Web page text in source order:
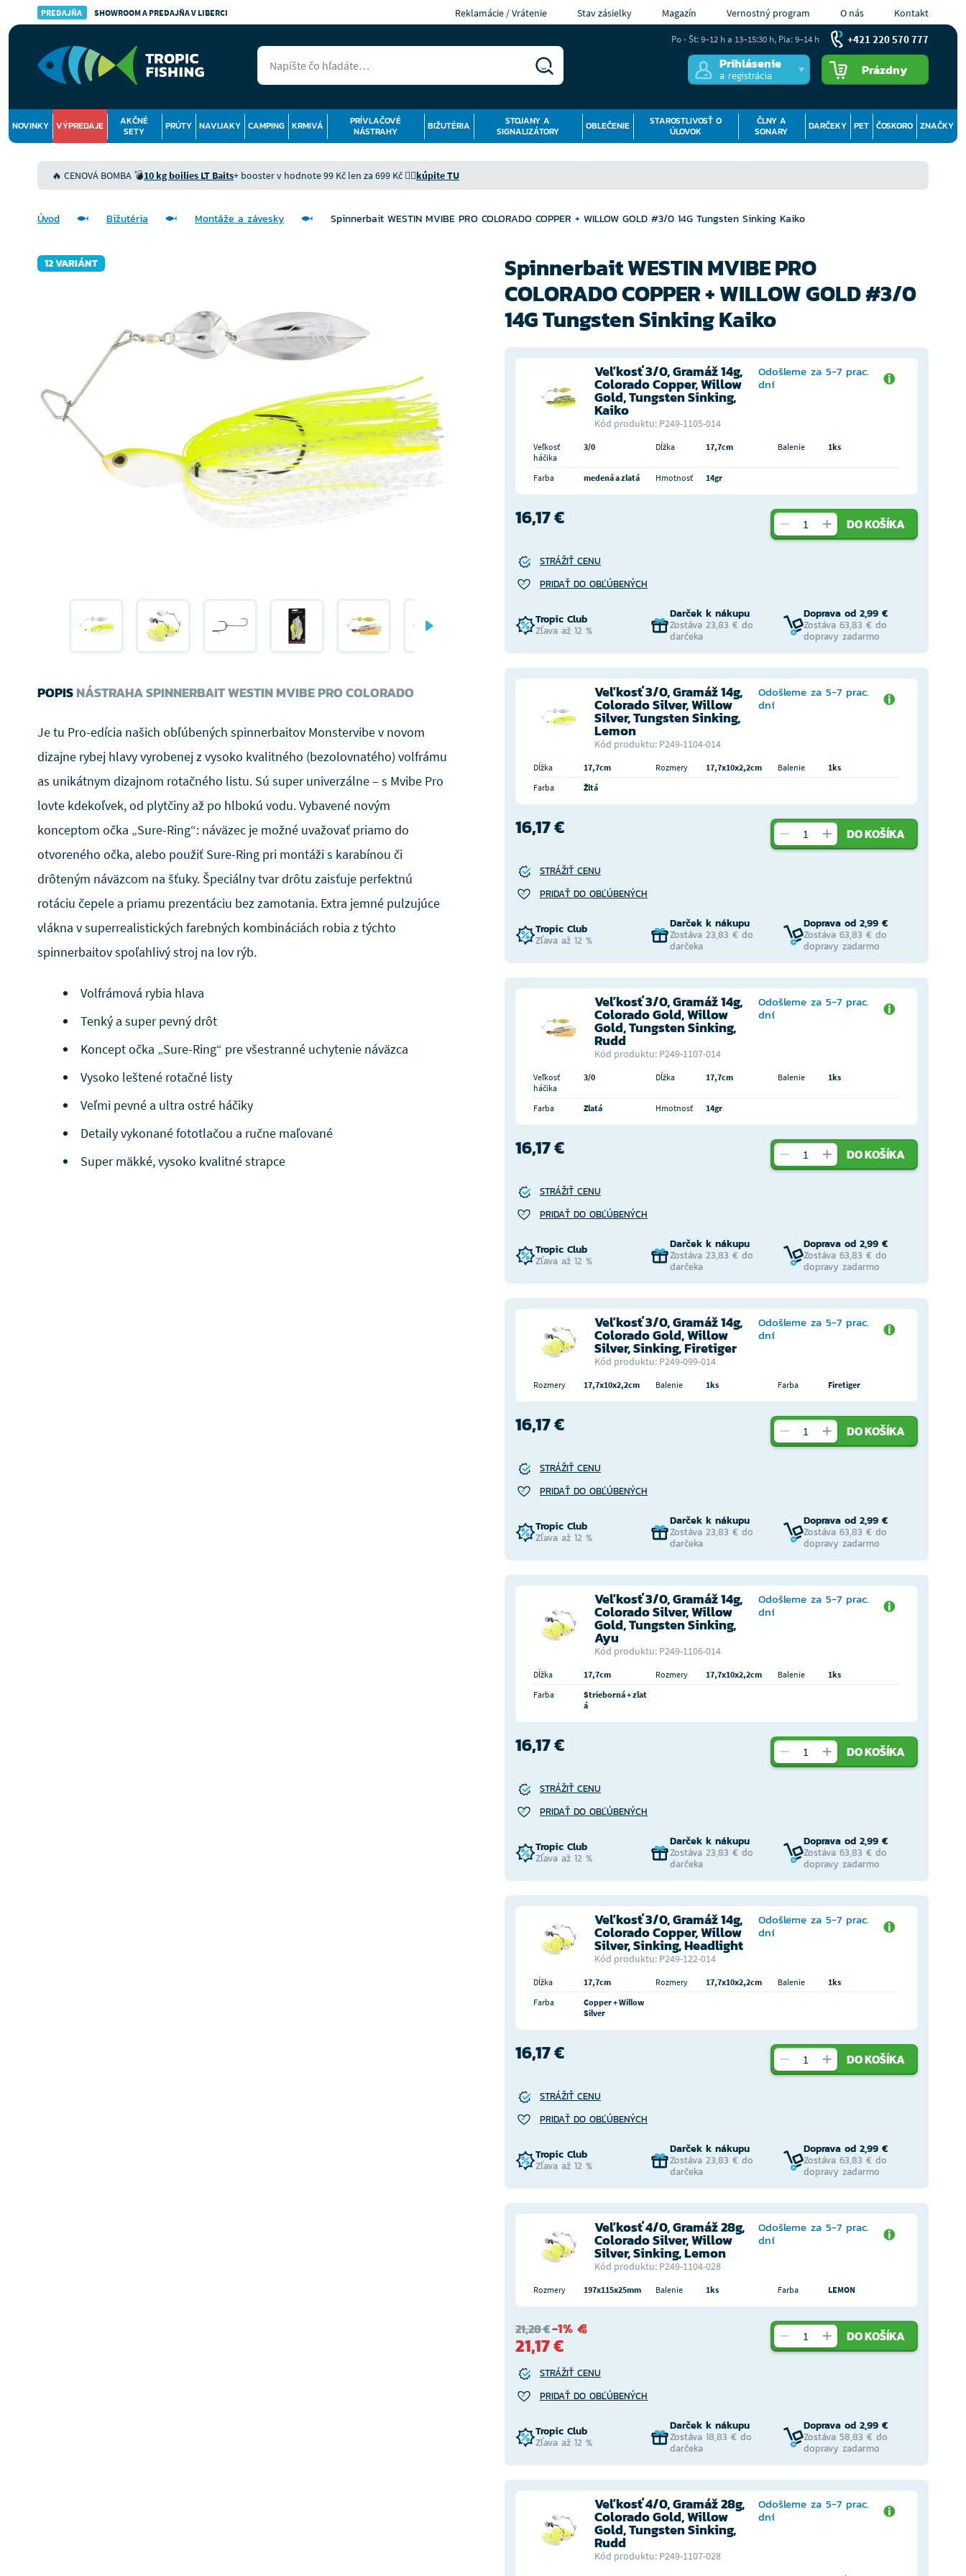
PREDAJŇA SHOWROOM A PREDAJŇA V LIBERCI Reklamácie / Vrátenie Stav zásielky Magazín Vernostný program O nás Kontakt
Prihlásenie
a registrácia Prázdny
NOVINKY VÝPREDAJE
AKČNÉ
SETY
PRÚTY NAVIJAKY CAMPING KRMIVÁ
PRÍVLAČOVÉ
NÁSTRAHY
BIŽUTÉRIA
STOJANY A
SIGNALIZÁTORY
OBLEČENIE
STAROSTLIVOSŤ O
ÚLOVOK
ČLNY A
SONARY
DARČEKY PET ČOSKORO ZNAČKY
Po - Št: 9–12 h a 13–15:30 h, Pia: 9–14 h +421 220 570 777
🔥 CENOVÁ BOMBA 💣10 kg boilies LT Baits+ booster v hodnote 99 Kč len za 699 Kč 👉🏻kúpite TU
Úvod Bižutéria Montáže a závesky Spinnerbait WESTIN MVIBE PRO COLORADO COPPER + WILLOW GOLD #3/0 14G Tungsten Sinking Kaiko
12 VARIÁNT
POPISNÁSTRAHA SPINNERBAIT WESTIN MVIBE PRO COLORADO
Je tu Pro-edícia našich obľúbených spinnerbaitov Monstervibe v novom
dizajne rybej hlavy vyrobenej z vysoko kvalitného (bezolovnatého) volfrámu
as unikátnym dizajnom rotačného listu. Sú super univerzálne – s Mvibe Pro
lovte kdekoľvek, od plytčiny až po hlbokú vodu. Vybavené novým
konceptom očka „Sure-Ring“: náväzec je možné uvažovať priamo do
otvoreného očka, alebo použiť Sure-Ring pri montáži s karabínou či
drôteným náväzcom na šťuky. Špeciálny tvar drôtu zaisťuje perfektnú
rotáciu čepele a priamu prezentáciu bez zamotania. Extra jemné pulzujúce
vlákna v superrealistických farebných kombináciách robia z týchto
spinnerbaitov spoľahlivý stroj na lov rýb.
Volfrámová rybia hlava
Tenký a super pevný drôt
Koncept očka „Sure-Ring“ pre všestranné uchytenie náväzca
Vysoko leštené rotačné listy
Veľmi pevné a ultra ostré háčiky
Detaily vykonané fototlačou a ručne maľované
Super mäkké, vysoko kvalitné strapce
Spinnerbait WESTIN MVIBE PRO
COLORADO COPPER + WILLOW GOLD #3/0
14G Tungsten Sinking Kaiko
Veľkosť 3/0, Gramáž 14g,
Colorado Copper, Willow
Gold, Tungsten Sinking,
Kaiko
Kód produktu: P249-1105-014
Odošleme za 5-7 prac.
dní
Veľkosť
háčika
3/0 Dĺžka 17,7cm Balenie 1ks
Farba medená a zlatá Hmotnosť 14gr
16,17 € DO KOŠÍKA
STRÁŽIŤ CENU
PRIDAŤ DO OBĽÚBENÝCH
Tropic Club
Zľava až 12 %
Darček k nákupu
Zostáva 23,83 € do
darčeka
Doprava od 2,99 €
Zostáva 63,83 € do
dopravy zadarmo
Veľkosť 3/0, Gramáž 14g,
Colorado Silver, Willow
Silver, Tungsten Sinking,
Lemon
Kód produktu: P249-1104-014
Odošleme za 5-7 prac.
dní
Dĺžka 17,7cm Rozmery 17,7x10x2,2cm Balenie
1ks
Farba
Žltá
16,17 € DO KOŠÍKA
STRÁŽIŤ CENU
PRIDAŤ DO OBĽÚBENÝCH
Tropic Club
Zľava až 12 %
Darček k nákupu
Zostáva 23,83 € do
darčeka
Doprava od 2,99 €
Zostáva 63,83 € do
dopravy zadarmo
Veľkosť 3/0, Gramáž 14g,
Colorado Gold, Willow
Gold, Tungsten Sinking,
Rudd
Kód produktu: P249-1107-014
Odošleme za 5-7 prac.
dní
Veľkosť
háčika
3/0 Dĺžka 17,7cm Balenie 1ks
Farba Zlatá Hmotnosť 14gr
16,17 € DO KOŠÍKA
STRÁŽIŤ CENU
PRIDAŤ DO OBĽÚBENÝCH
Tropic Club
Zľava až 12 %
Darček k nákupu
Zostáva 23,83 € do
darčeka
Doprava od 2,99 €
Zostáva 63,83 € do
dopravy zadarmo
Veľkosť 3/0, Gramáž 14g,
Colorado Gold, Willow
Silver, Sinking, Firetiger
Kód produktu: P249-099-014
Odošleme za 5-7 prac.
dní
Rozmery 17,7x10x2,2cm Balenie 1ks Farba Firetiger
16,17 € DO KOŠÍKA
STRÁŽIŤ CENU
PRIDAŤ DO OBĽÚBENÝCH
Tropic Club
Zľava až 12 %
Darček k nákupu
Zostáva 23,83 € do
darčeka
Doprava od 2,99 €
Zostáva 63,83 € do
dopravy zadarmo
Veľkosť 3/0, Gramáž 14g,
Colorado Silver, Willow
Gold, Tungsten Sinking,
Ayu
Kód produktu: P249-1106-014
Odošleme za 5-7 prac.
dní
Dĺžka 17,7cm Rozmery 17,7x10x2,2cm Balenie
1ks
Farba
Strieborná + zlat
á
16,17 € DO KOŠÍKA
STRÁŽIŤ CENU
PRIDAŤ DO OBĽÚBENÝCH
Tropic Club
Zľava až 12 %
Darček k nákupu
Zostáva 23,83 € do
darčeka
Doprava od 2,99 €
Zostáva 63,83 € do
dopravy zadarmo
Veľkosť 3/0, Gramáž 14g,
Colorado Copper, Willow
Silver, Sinking, Headlight
Kód produktu: P249-122-014
Odošleme za 5-7 prac.
dní
Dĺžka 17,7cm Rozmery 17,7x10x2,2cm Balenie
1ks
Farba
Copper + Willow
Silver
16,17 € DO KOŠÍKA
STRÁŽIŤ CENU
PRIDAŤ DO OBĽÚBENÝCH
Tropic Club
Zľava až 12 %
Darček k nákupu
Zostáva 23,83 € do
darčeka
Doprava od 2,99 €
Zostáva 63,83 € do
dopravy zadarmo
Veľkosť 4/0, Gramáž 28g,
Colorado Silver, Willow
Silver, Sinking, Lemon
Kód produktu: P249-1104-028
Odošleme za 5-7 prac.
dní
Rozmery 197x115x25mm Balenie 1ks Farba LEMON
21,28 €-1%
21,17 € DO KOŠÍKA
STRÁŽIŤ CENU
PRIDAŤ DO OBĽÚBENÝCH
Tropic Club
Zľava až 12 %
Darček k nákupu
Zostáva 18,83 € do
darčeka
Doprava od 2,99 €
Zostáva 58,83 € do
dopravy zadarmo
Veľkosť 4/0, Gramáž 28g,
Colorado Gold, Willow
Gold, Tungsten Sinking,
Rudd
Kód produktu: P249-1107-028
Odošleme za 5-7 prac.
dní